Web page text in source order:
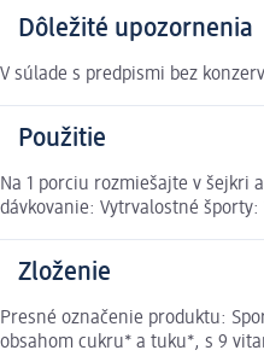
Dôležité upozornenia
V súlade s predpismi bez
Použitie
Na 1 porciu rozmiešajte v šejkri
dávkovanie: Vytrvalostné
Zloženie
Presné označenie produktu:
obsahom cukru* a tuku*, s 9